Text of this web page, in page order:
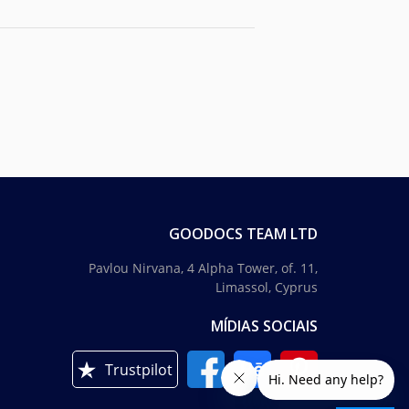
GOODOCS TEAM LTD
Pavlou Nirvana, 4 Alpha Tower, of. 11,
Limassol, Cyprus
MÍDIAS SOCIAIS
Trustpilot